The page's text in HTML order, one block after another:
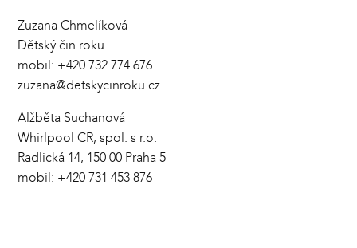
Zuzana Chmelíková
Dětský čin roku
mobil: +420 732 774 676
zuzana@detskycinroku.cz
Alžběta Suchanová
Whirlpool CR, spol. s r.o.
Radlická 14, 150 00 Praha 5
mobil: +420 731 453 876